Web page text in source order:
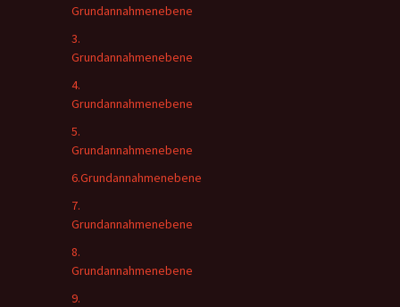
Grundannahmenebene
3.
Grundannahmenebene
4.
Grundannahmenebene
5.
Grundannahmenebene
6.Grundannahmenebene
7.
Grundannahmenebene
8.
Grundannahmenebene
9.